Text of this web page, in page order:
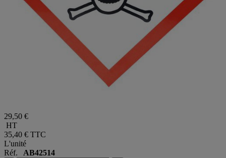
29,50 €
HT
35,40 € TTC
L'unité
Réf. AB42514